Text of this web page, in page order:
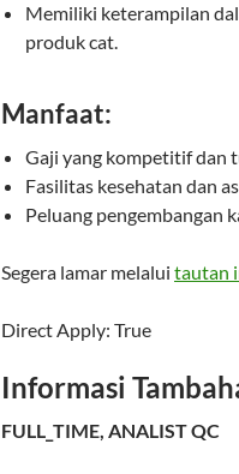
Memiliki keterampilan
produk cat.
Manfaat:
Gaji yang kompetitif dan
Fasilitas kesehatan dan
Peluang pengembangan
Segera lamar melalui tautan
Direct Apply: True
Informasi
FULL_TIME, ANALIST QC